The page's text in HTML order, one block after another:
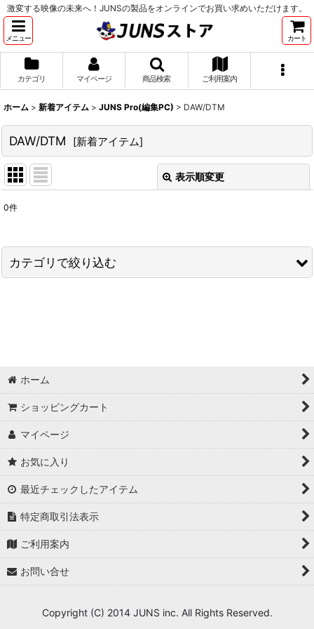
激変する映像の未来へ！JUNSの製品をオンラインでお買い求めいただけます。
メニュー カート
カテゴリ マイページ 商品検索 ご利用案内
ホーム > 新着アイテム > JUNS Pro(編集PC) > DAW/DTM
DAW/DTM [新着アイテム]
表示順変更
並び順:
0件
カテゴリで絞り込む
DAW/DTM
ホーム
ショッピングカート
マイページ
お気に入り
最近チェックしたアイテム
特定商取引法表示
ご利用案内
お問い合せ
Copyright (C) 2014 JUNS inc. All Rights Reserved.